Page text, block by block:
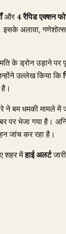
और4 रैपिड एक्शन
इसके अलावा,
के ड्रोन उड़ाने पर
उल्लेख किया कि
बम धमकी मामले में
भेजा गया है।
जांच कर रहा है।
शहर मेंहाई अलर्ट